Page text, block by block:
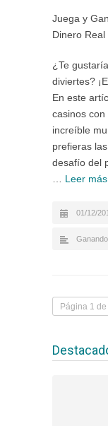
Juega y
Dinero
¿Te
diviertes?
En este
casinos
increíble
prefieras
desafío del
… Leer
01/12/
Página 1 de